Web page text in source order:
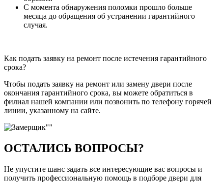
С момента обнаружения поломки прошло больше
месяца до обращения об устранении гарантийного
случая.
Как подать заявку на ремонт после истечения гарантийного
срока?
Чтобы подать заявку на ремонт или замену двери после
окончания гарантийного срока, вы можете обратиться в
филиал нашей компании или позвонить по телефону горячей
линии, указанному на сайте.
ОСТАЛИСЬ ВОПРОСЫ?
Не упустите шанс задать все интересующие вас вопросы и
получить профессиональную помощь в подборе двери для